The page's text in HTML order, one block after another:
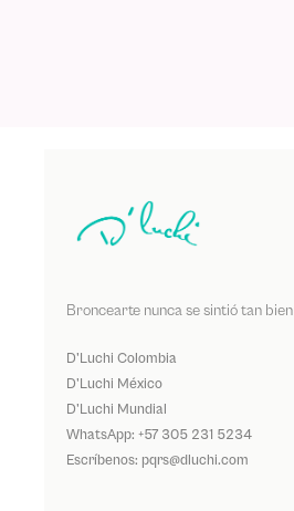
Broncearte nunca se sintió tan bien
D'Luchi Colombia
D'Luchi México
D'Luchi Mundial
WhatsApp: +57 305 231 5234
Escríbenos: pqrs@dluchi.com